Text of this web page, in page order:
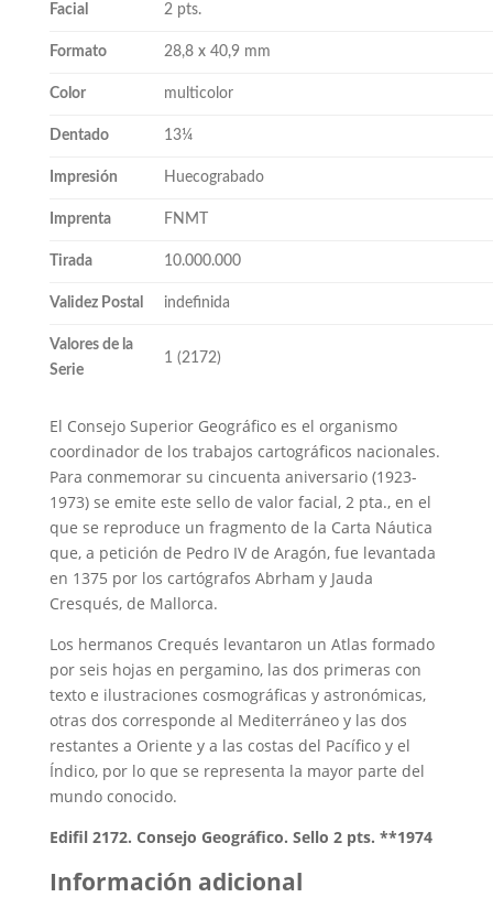
Facial 2 pts.
Formato 28,8 x 40,9 mm
Color multicolor
Dentado 13¼
Impresión Huecograbado
Imprenta FNMT
Tirada 10.000.000
Validez Postal indefinida
Valores de la
Serie
1 (2172)
El Consejo Superior Geográfico es el organismo
coordinador de los trabajos cartográficos nacionales.
Para conmemorar su cincuenta aniversario (1923-
1973) se emite este sello de valor facial, 2 pta., en el
que se reproduce un fragmento de la Carta Náutica
que, a petición de Pedro IV de Aragón, fue levantada
en 1375 por los cartógrafos Abrham y Jauda
Cresqués, de Mallorca.
Los hermanos Crequés levantaron un Atlas formado
por seis hojas en pergamino, las dos primeras con
texto e ilustraciones cosmográficas y astronómicas,
otras dos corresponde al Mediterráneo y las dos
restantes a Oriente y a las costas del Pacífico y el
Índico, por lo que se representa la mayor parte del
mundo conocido.
Edifil 2172. Consejo Geográfico. Sello 2 pts. **1974
Información adicional